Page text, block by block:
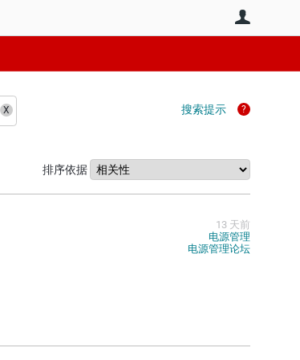
搜索提示
排序依据
13 天前
电源管理
电源管理论坛